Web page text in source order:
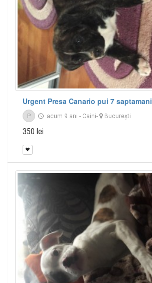
Urgent Presa Canario pui 7 saptamani
P acum 9 ani - Caini- București
350 lei